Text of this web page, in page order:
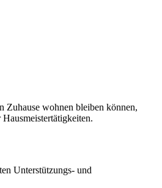
Zuhause wohnen bleiben können,
Unterstützungs- und